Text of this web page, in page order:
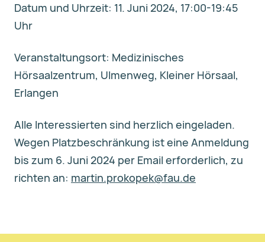
Datum und Uhrzeit: 11. Juni 2024, 17:00-19:45
Uhr
Veranstaltungsort: Medizinisches
Hörsaalzentrum, Ulmenweg, Kleiner Hörsaal,
Erlangen
Alle Interessierten sind herzlich eingeladen.
Wegen Platzbeschränkung ist eine Anmeldung
bis zum 6. Juni 2024 per Email erforderlich, zu
richten an: martin.prokopek@fau.de